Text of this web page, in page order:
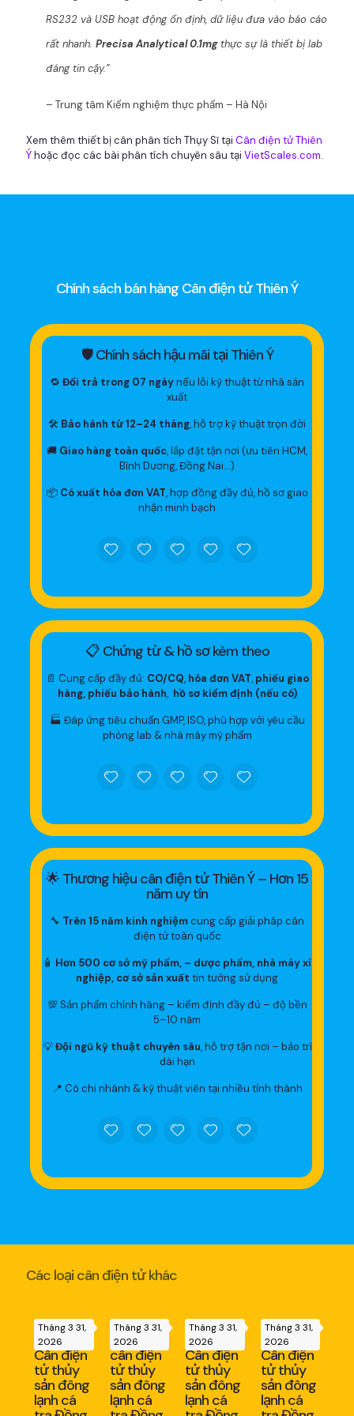
RS232 và USB hoạt động ổn định, dữ liệu đưa vào báo cáo
rất nhanh. Precisa Analytical 0.1mgthực sự là thiết bị lab
đáng tin cậy.”
– Trung tâm Kiểm nghiệm thực phẩm – Hà Nội
Xem thêm thiết bị cân phân tích Thụy Sĩ tại Cân điện tử Thiên
Ýhoặc đọc các bài phân tích chuyên sâu tại VietScales.com.
Chính sách bán hàng Cân điện tử Thiên Ý
🛡 Chính sách hậu mãi tại Thiên Ý
🔁 Đổi trả trong 07 ngàynếu lỗi kỹ thuật từ nhà sản
xuất
🛠 Bảo hành từ 12–24 tháng, hỗ trợ kỹ thuật trọn đời
🚚 Giao hàng toàn quốc, lắp đặt tận nơi (ưu tiên HCM,
Bình Dương, Đồng Nai…)
📦 Có xuất hóa đơn VAT, hợp đồng đầy đủ, hồ sơ giao
nhận minh bạch
📋 Chứng từ & hồ sơ kèm theo
📄 Cung cấp đầy đủ: CO/CQ, hóa đơn VAT, phiếu giao
hàng, phiếu bảo hành, hồ sơ kiểm định (nếu có)
🏭 Đáp ứng tiêu chuẩn GMP, ISO, phù hợp với yêu cầu
phòng lab & nhà máy mỹ phẩm
🌟 Thương hiệu cân điện tử Thiên Ý – Hơn 15
năm uy tín
🔧 Trên 15 năm kinh nghiệmcung cấp giải pháp cân
điện tử toàn quốc
🧴 Hơn 500 cơ sở mỹ phẩm, – dược phẩm, nhà máy xí
nghiệp, cơ sở sản xuất tin tưởng sử dụng
💯 Sản phẩm chính hãng – kiểm định đầy đủ – độ bền
5–10 năm
💡Đội ngũ kỹ thuật chuyên sâu, hỗ trợ tận nơi – bảo trì
dài hạn
📍 Có chi nhánh & kỹ thuật viên tại nhiều tỉnh thành
Các loại cân điện tử khác
Tháng 3 31,
2026
Cân điện
tử thủy
sản đông
lạnh cá
Tháng 3 31,
2026
cân điện
tử thủy
sản đông
lạnh cá
Tháng 3 31,
2026
Cân điện
tử thủy
sản đông
lạnh cá
Tháng 3 31,
2026
Cân điện
tử thủy
sản đông
lạnh cá